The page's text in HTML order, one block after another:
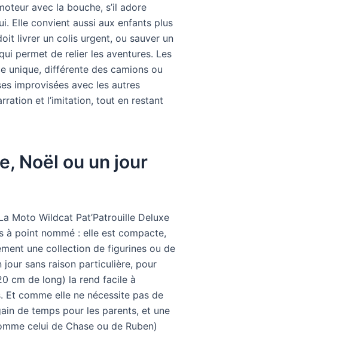
avec la bouche, s’il adore
Elle convient aussi aux enfants plus
livrer un colis urgent, ou sauver un
permet de relier les aventures. Les
unique, différente des camions ou
improvisées avec les autres
et l’imitation, tout en restant
Noël ou un jour
Moto Wildcat Pat’Patrouille Deluxe
à point nommé : elle est compacte,
une collection de figurines ou de
jour sans raison particulière, pour
cm de long) la rend facile à
comme elle ne nécessite pas de
de temps pour les parents, et une
celui de Chase ou de Ruben)